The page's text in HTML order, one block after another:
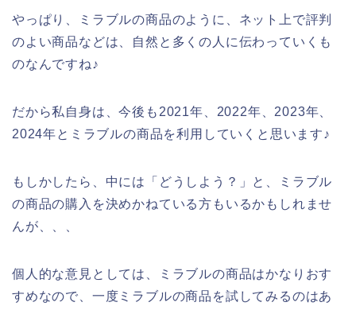
やっぱり、ミラブルの商品のように、ネット上で評判
のよい商品などは、自然と多くの人に伝わっていくも
のなんですね♪
だから私自身は、今後も2021年、2022年、2023年、
2024年とミラブルの商品を利用していくと思います♪
もしかしたら、中には「どうしよう？」と、ミラブル
の商品の購入を決めかねている方もいるかもしれませ
んが、、、
個人的な意見としては、ミラブルの商品はかなりおす
すめなので、一度ミラブルの商品を試してみるのはあ